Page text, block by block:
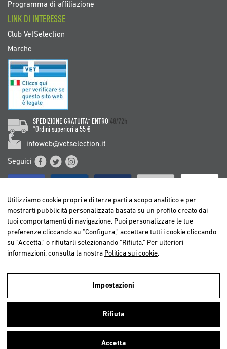
Utilizziamo cookies propri e di terze parti per realizzare analisi della
navigazione degli utenti e così poter offrire un miglior servizio.
ulteriori informazioniclicca qui.
Programma di affiliazione
LINK DI INTERESSE
Club VetSelection
Marche
SPEDIZIONE GRATUITA* ENTRO 48/72h
*Ordini superiori a 55 €
infoweb@vetselection.it
Seguici
BELGIË / BELGIQUE
DEUTSCHLAND
ESPAÑA
ITALIA
NEDERLAND
ÖSTERREICH
Utilizziamo cookie propri e di terze parti a scopo analitico e per
mostrarti pubblicità personalizzata basata su un profilo creato dai
tuoi comportamenti di navigazione. Puoi personalizzare le tue
preferenze cliccando su "Configura," accettare tutti i cookie cliccando
su "Accetta," o rifiutarli selezionando "Rifiuta." Per ulteriori
informazioni, consulta la nostra Politica sui cookie.
Impostazioni
Rifiuta
Accetta